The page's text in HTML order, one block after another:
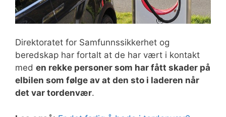
Direktoratet for Samfunnssikkerhet og
beredskap har fortalt at de har vært i kontakt
med en rekke personer som har fått skader på
elbilen som følge av at den sto i laderen når
det var tordenvær.